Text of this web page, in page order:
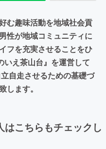
む趣味活動を地域社会貢
性が地域コミュニティに
フを充実させることをひ
いえ茶山台』を運営して
自走させるための基礎づ
します。
はこちらもチェックし